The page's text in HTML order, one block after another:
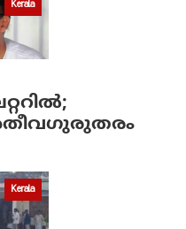
Kerala
Kerala